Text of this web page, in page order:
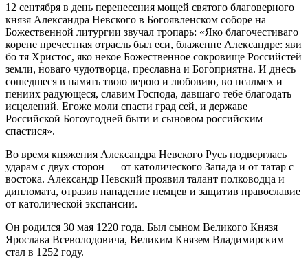
12 сентября в день перенесения мощей святого благоверного
князя Александра Невского в Богоявленском соборе на
Божественной литургии звучал тропарь: «Яко благочестиваго
корене пречестная отрасль был еси, блаженне Александре: яви
бо тя Христос, яко некое Божественное сокровище Российстей
земли, новаго чудотворца, преславна и Богоприятна. И днесь
сошедшеся в память твою верою и любовию, во псалмех и
пениих радующеся, славим Господа, давшаго тебе благодать
исцелений. Егоже моли спасти град сей, и державе
Российской Богоугодней быти и сыновом российским
спастися».
Во время княжения Александра Невского Русь подверглась
ударам с двух сторон — от католического Запада и от татар с
востока. Александр Невский проявил талант полководца и
дипломата, отразив нападение немцев и защитив православие
от католической экспансии.
Он родился 30 мая 1220 года. Был сыном Великого Князя
Ярослава Всеволодовича, Великим Князем Владимирским
стал в 1252 году.